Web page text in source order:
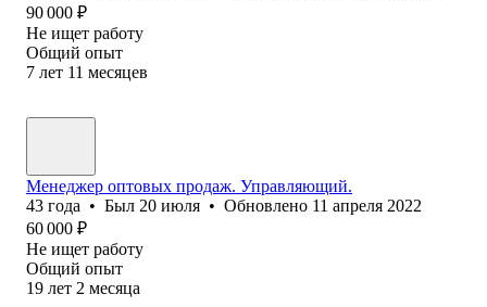
90 000 ₽
Не ищет работу
Общий опыт
7 лет 11 месяцев
Менеджер оптовых продаж. Управляющий.
43 года • Был 20 июля • Обновлено 11 апреля 2022
60 000 ₽
Не ищет работу
Общий опыт
19 лет 2 месяца